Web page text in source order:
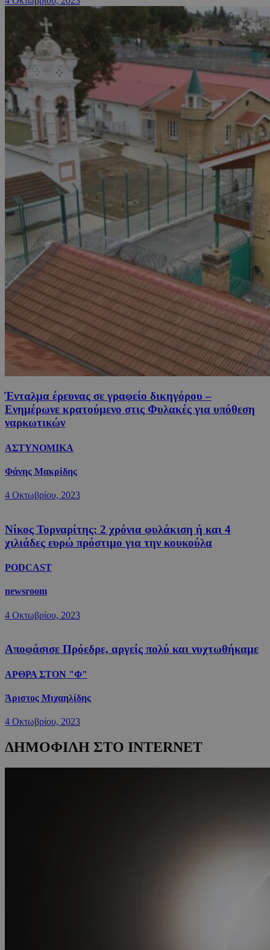
Ένταλμα έρευνας σε γραφείο δικηγόρου –
Ενημέρωνε κρατούμενο στις Φυλακές για υπόθεση
ναρκωτικών
ΑΣΤΥΝΟΜΙΚΑ
Φάνης Μακρίδης
4 Οκτωβρίου, 2023
Νίκος Τορναρίτης: 2 χρόνια φυλάκιση ή και 4
χιλιάδες ευρώ πρόστιμο για την κουκούλα
PODCAST
newsroom
4 Οκτωβρίου, 2023
Αποφάσισε Πρόεδρε, αργείς πολύ και νυχτωθήκαμε
ΑΡΘΡΑ ΣΤΟΝ "Φ"
Άριστος Μιχαηλίδης
4 Οκτωβρίου, 2023
ΔΗΜΟΦΙΛΗ ΣΤΟ INTERNET